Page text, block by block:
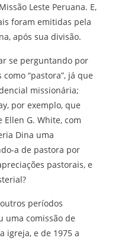
Leste Peruana. E,
foram emitidas pela
após sua divisão.
se perguntando por
“pastora”, já que
missionária;
por exemplo, que
G. White, com
Dina uma
a de pastora por
pastorais, e
períodos
uma comissão de
igreja, e de 1975 a